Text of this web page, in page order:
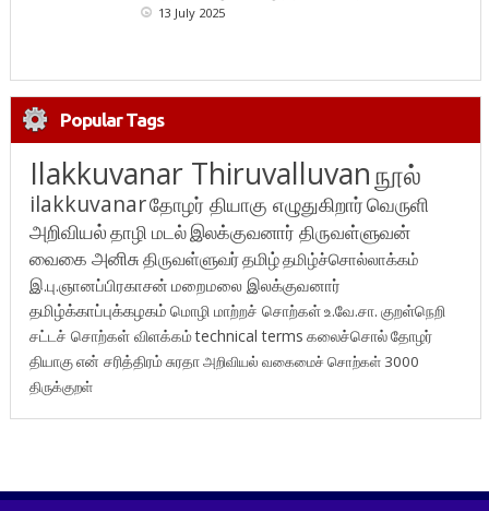
13 July 2025
Popular Tags
Ilakkuvanar Thiruvalluvanநூல்
ilakkuvanarதோழர் தியாகு எழுதுகிறார்வெருளி
அறிவியல்தாழி மடல்இலக்குவனார் திருவள்ளுவன்
வைகை அனிசுதிருவள்ளுவர்தமிழ்தமிழ்ச்சொல்லாக்கம்
இ.பு.ஞானப்பிரகாசன் மறைமலை இலக்குவனார்
தமிழ்க்காப்புக்கழகம் மொழி மாற்றச் சொற்கள்உ.வே.சா. குறள்நெறி
சட்டச் சொற்கள் விளக்கம்technical terms கலைச்சொல்தோழர்
தியாகுஎன் சரித்திரம்சுரதாஅறிவியல் வகைமைச் சொற்கள் 3000
திருக்குறள்